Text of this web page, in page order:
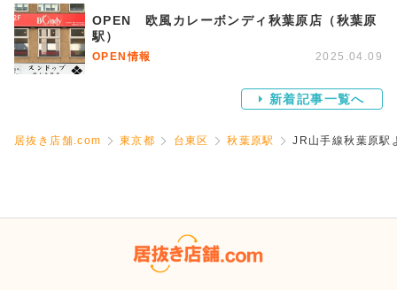
OPEN 欧風カレーボンディ秋葉原店（秋葉原
駅）
OPEN情報 2025.04.09
新着記事一覧へ
居抜き店舗.com 東京都 台東区 秋葉原駅 JR山手線秋葉原駅